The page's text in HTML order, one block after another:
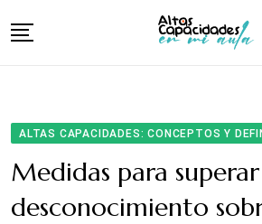
to
Aula y Atención Educativa
Libro
Sobre nosotras
ALTAS CAPACIDADES: CONCEPTOS Y
Medidas para
desconocimiento